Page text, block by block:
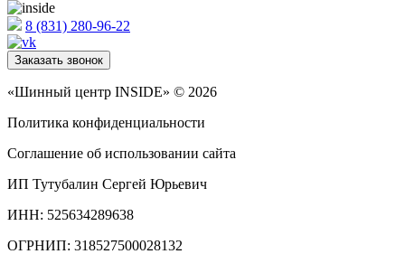
8 (831) 280-96-22
Заказать звонок
«Шинный центр INSIDE» © 2026
Политика конфиденциальности
Соглашение об использовании сайта
ИП Тутубалин Сергей Юрьевич
ИНН: 525634289638
ОГРНИП: 318527500028132